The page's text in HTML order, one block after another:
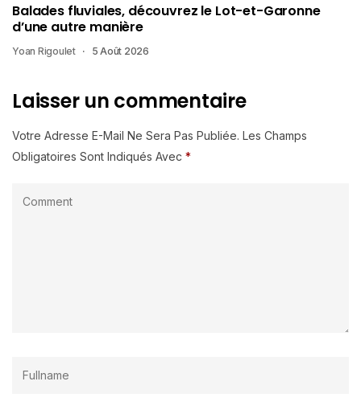
Balades fluviales, découvrez le Lot-et-Garonne
d’une autre manière
Yoan Rigoulet 5 Août 2026
Laisser un commentaire
Votre Adresse E-Mail Ne Sera Pas Publiée. Les Champs
Obligatoires Sont Indiqués Avec *